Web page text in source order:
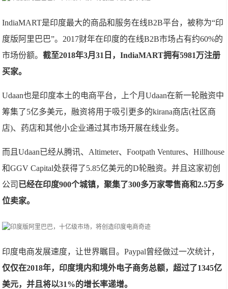
IndiaMART是印度最大的商品和服务在线B2B平台，被称为“印
度版阿里巴巴”。2017财年在印度的在线B2B市场占有约60%的
市场份额。截至2018年3月31日，IndiaMART拥有5981万注册
买家。
Udaan也是印度本土的电商平台，上个月Udaan在新一轮融资中
筹集了5亿多美元，融资将用于吸引更多的kirana商店(社区商
店)、药店和其他小企业通过其市场开展在线业务。
而且Udaan已经从腾讯、Altimeter、Footpath Ventures、Hillhouse
和GGV Capital处获得了5.85亿美元的D轮融资。并且这家初创
公司 已经在印度900个城镇，聚集了300多万家零售商和2.5万多
位卖家。
印度电商发展速度，让世界瞩目。Paypal曾经做过一次统计，
仅仅在2018年，印度境内和境外电子商务总额，超过了1345亿
美元，并且将以31%的增长率递增。